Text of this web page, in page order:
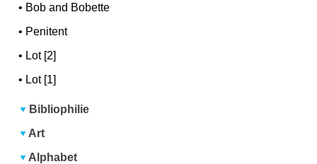
• Bob and Bobette
• Penitent
• Lot [2]
• Lot [1]
Bibliophilie
Art
Alphabet